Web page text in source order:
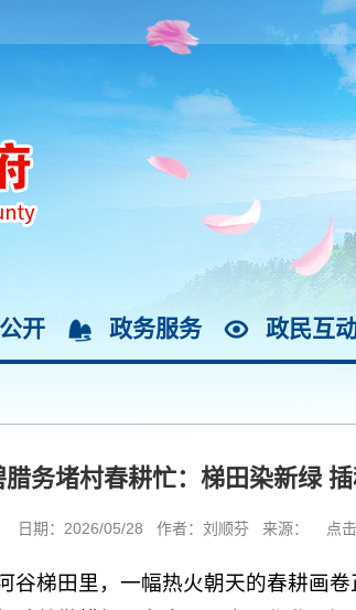
开 政务服务 政民互
腊务堵村春耕忙：梯田染新绿
日期：2026/05/28 作者：刘顺芬 来源： 点击
梯田里，一幅热火朝天的春耕画卷